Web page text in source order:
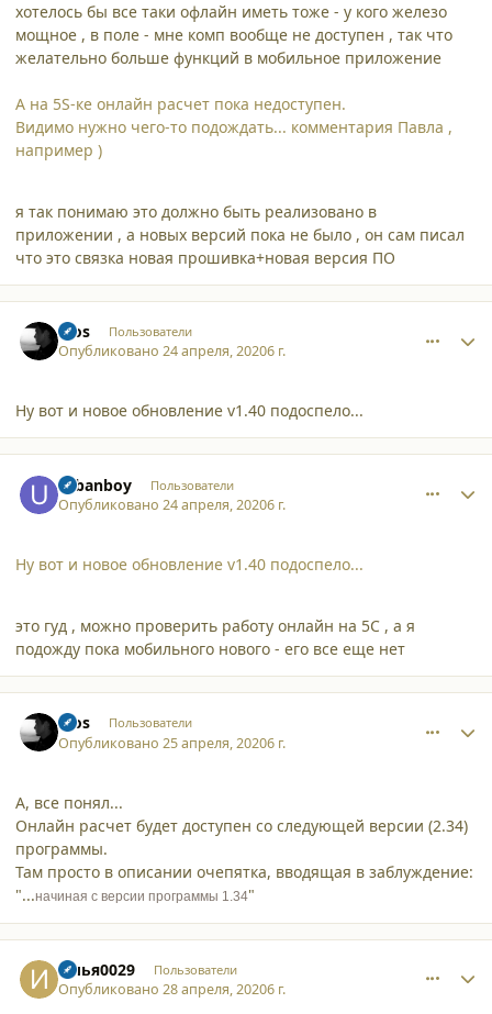
хотелось бы все таки офлайн иметь тоже - у кого железо
мощное , в поле - мне комп вообще не доступен , так что
желательно больше функций в мобильное приложение
А на 5S-ке онлайн расчет пока недоступен.
Видимо нужно чего-то подождать... комментария Павла ,
например )
я так понимаю это должно быть реализовано в
приложении , а новых версий пока не было , он сам писал
что это связка новая прошивка+новая версия ПО
bios Пользователи
Опубликовано24 апреля, 20206 г.
Ну вот и новое обновление v1.40 подоспело...
urbanboy Пользователи
Опубликовано24 апреля, 20206 г.
Ну вот и новое обновление v1.40 подоспело...
это гуд , можно проверить работу онлайн на 5С , а я
подожду пока мобильного нового - его все еще нет
bios Пользователи
Опубликовано25 апреля, 20206 г.
А, все понял...
Онлайн расчет будет доступен со следующей версии (2.34)
программы.
Там просто в описании очепятка, вводящая в заблуждение:
"...начиная с версии программы 1.34"
Илья0029 Пользователи
Опубликовано28 апреля, 20206 г.